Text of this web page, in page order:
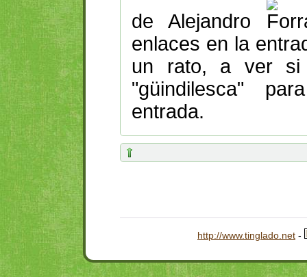
de Alejandro
enlaces en la
un rato, a ver si
"güindilesca"
entrada.
http://www.tinglado.net -